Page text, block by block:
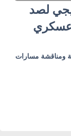
لصد
عسكري
ومناقشة مسارات